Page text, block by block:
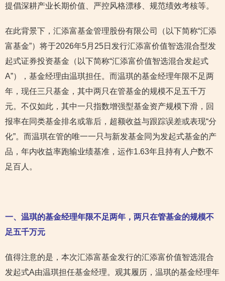
提倡深耕产业长期价值、严控风格漂移、规范绩效考核等。
在此背景下，汇添富基金管理股份有限公司（以下简称“汇添
富基金”）将于2026年5月25日发行汇添富价值智选混合型发
起式证券投资基金（以下简称“汇添富价值智选混合发起式
A”），基金经理由温琪担任。而温琪的基金经理年限不足两
年，现任三只基金，其中两只在管基金的规模不足五千万
元。不仅如此，其中一只指数增强型基金资产规模下滑，回
报率在同类基金排名或靠后，超额收益与跟踪误差或表现“分
化”。而温琪在管的唯一一只与新发基金同为发起式基金的产
品，年内收益率跑输业绩基准，运作1.63年且持有人户数不
足百人。
一、温琪的基金经理年限不足两年，两只在管基金的规模不
足五千万元
值得注意的是，本次汇添富基金发行的汇添富价值智选混合
发起式A由温琪担任基金经理。观其履历，温琪的基金经理年